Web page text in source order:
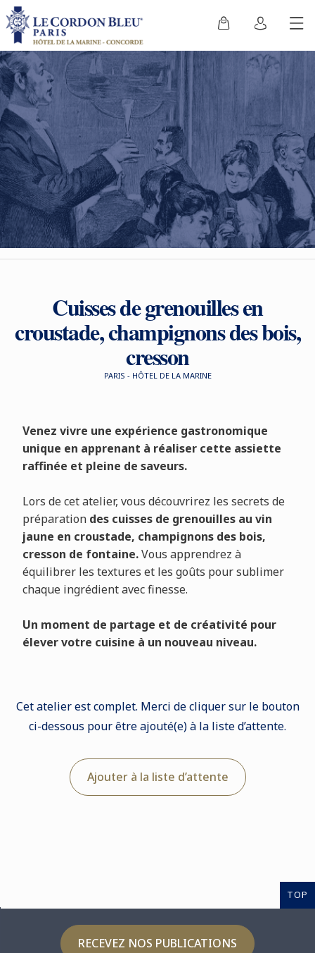
Cuisses de grenouilles en
croustade, champignons des bois,
cresson
PARIS - HÔTEL DE LA MARINE
Venez vivre une expérience gastronomique
unique en apprenant à réaliser cette assiette
raffinée et pleine de saveurs.
Lors decetatelier, vous découvrirez les secrets de
préparation des cuisses de grenouilles au vin
jaune en croustade, champignons des bois,
cresson de fontaine.Vous apprendrez à
équilibrer les textures et les goûts poursublimer
chaque ingrédientavecfinesse.
Un moment de partage et de créativité pour
élevervotre cuisine à un nouveau niveau.
Cet atelier est complet. Merci de cliquer sur le bouton
ci-dessous pour être ajouté(e) à la liste d’attente.
Ajouter à la liste d’attente
TOP
RECEVEZ NOS PUBLICATIONS